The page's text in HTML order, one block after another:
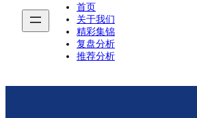
首页
关于我们
精彩集锦
复盘分析
推荐分析